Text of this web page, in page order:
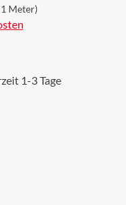
Meter)
1-3 Tage